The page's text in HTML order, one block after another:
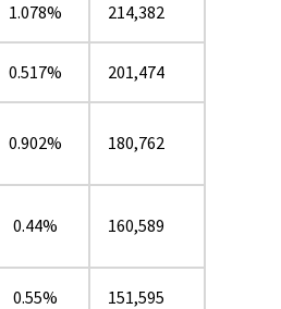
1.078% 214,382
0.517% 201,474
0.902% 180,762
0.44% 160,589
0.55% 151,595